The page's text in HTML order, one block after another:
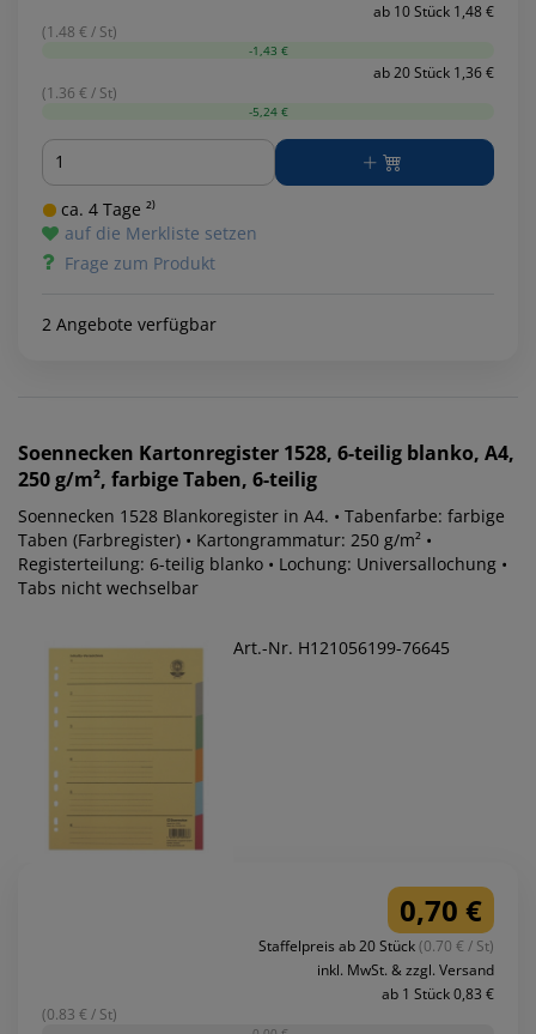
ab 10 Stück 1,48 €
(1.48 € / St)
-1,43 €
ab 20 Stück 1,36 €
(1.36 € / St)
-5,24 €
Menge
ca. 4 Tage ²⁾
auf die Merkliste setzen
Frage zum Produkt
2 Angebote verfügbar
Soennecken Kartonregister 1528, 6-teilig blanko, A4,
250 g/m², farbige Taben, 6-teilig
Soennecken 1528 Blankoregister in A4. • Tabenfarbe: farbige
Taben (Farbregister) • Kartongrammatur: 250 g/m² •
Registerteilung: 6-teilig blanko • Lochung: Universallochung •
Tabs nicht wechselbar
Art.-Nr. H121056199-76645
0,70 €
Staffelpreis ab 20 Stück(0.70 € / St)
inkl. MwSt. & zzgl. Versand
ab 1 Stück 0,83 €
(0.83 € / St)